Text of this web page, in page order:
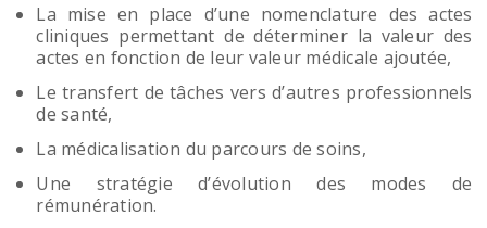
La mise en place d’une nomenclature des actes
cliniques permettant de déterminer la valeur des
actes en fonction de leur valeur médicale ajoutée,
Le transfert de tâches vers d’autres professionnels
de santé,
La médicalisation du parcours de soins,
Une stratégie d’évolution des modes de
rémunération.